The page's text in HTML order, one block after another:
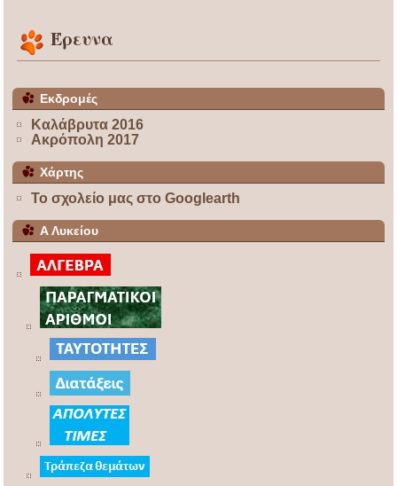
Έρευνα
Εκδρομές
Καλάβρυτα 2016
Ακρόπολη 2017
Χάρτης
Το σχολείο μας στο Googlearth
Α Λυκείου